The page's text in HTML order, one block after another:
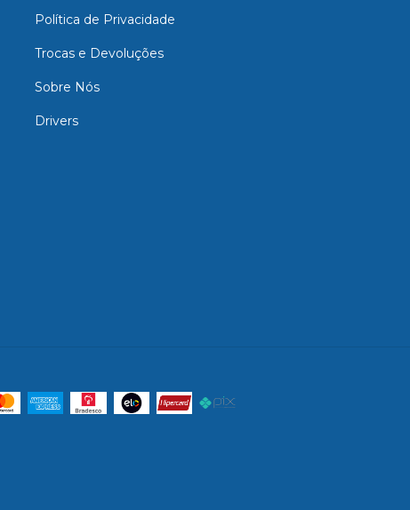
Política de Privacidade
Trocas e Devoluções
Sobre Nós
Drivers